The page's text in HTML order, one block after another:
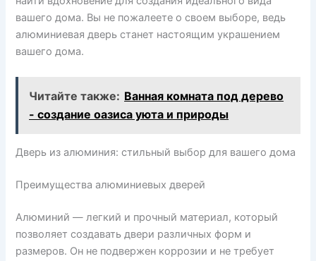
вашего дома. Вы не пожалеете о своем выборе, ведь
алюминиевая дверь станет настоящим украшением
вашего дома.
Читайте также: Ванная комната под дерево
- создание оазиса уюта и природы
Дверь из алюминия: стильный выбор для вашего дома
Преимущества алюминиевых дверей
Алюминий — легкий и прочный материал, который
позволяет создавать двери различных форм и
размеров. Он не подвержен коррозии и не требует